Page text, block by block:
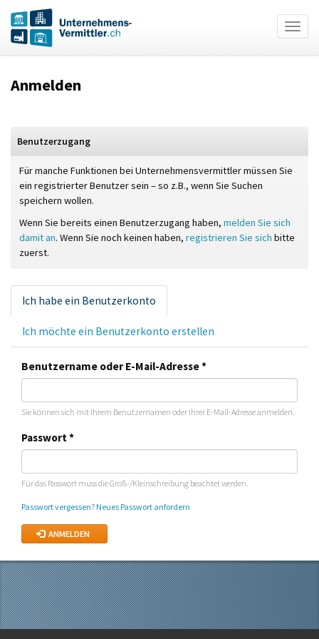
Direkt
Inhalt
Anmelden
Benutzerzugang
Für manche Funktionen bei Unternehmensvermittler müssen Sie
ein registrierter Benutzer sein – so z.B., wenn Sie Suchen
speichern wollen.
Wenn Sie bereits einen Benutzerzugang haben, melden Sie sich
damit an. Wenn Sie noch keinen haben, registrieren Sie sich bitte
zuerst.
Ich habe ein Benutzerkonto
Ich möchte ein Benutzerkonto erstellen
Benutzername oder E-Mail-Adresse*
Sie können sich mit Ihrem Benutzernamen oder Ihrer E-Mail-Adresse anmelden.
Passwort*
Für das Passwort muss die Groß-/Kleinschreibung beachtet werden.
Neues Passwort anfordern
ANMELDEN